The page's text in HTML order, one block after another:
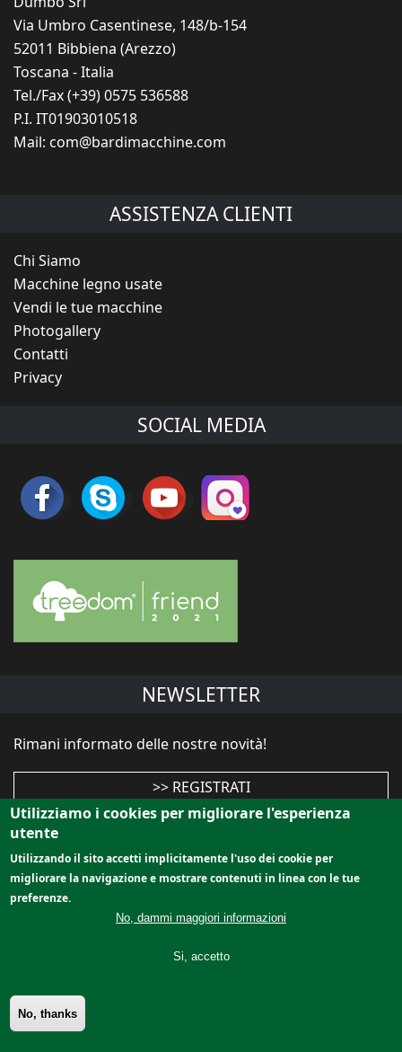
Via Umbro Casentinese, 148/b-154
52011 Bibbiena (Arezzo)
Toscana - Italia
Tel./Fax (+39) 0575 536588
P.I. IT01903010518
Mail: com@bardimacchine.com
ASSISTENZA CLIENTI
Chi Siamo
Macchine legno usate
Vendi le tue macchine
Photogallery
Contatti
Privacy
SOCIAL MEDIA
NEWSLETTER
Rimani informato delle nostre novità!
>> REGISTRATI
Home| servizi|Le migliori occasioni | Impianti e macchine
per segheria
macchine segheria usate
Le nostre newsletters passate
Utilizziamo i cookies per migliorare l'esperienza
utente
Utilizzando il sito accetti implicitamente l'uso dei cookie per
migliorare la navigazione e mostrare contenuti in linea con le tue
preferenze.
No, dammi maggiori informazioni
Si, accetto
No, thanks